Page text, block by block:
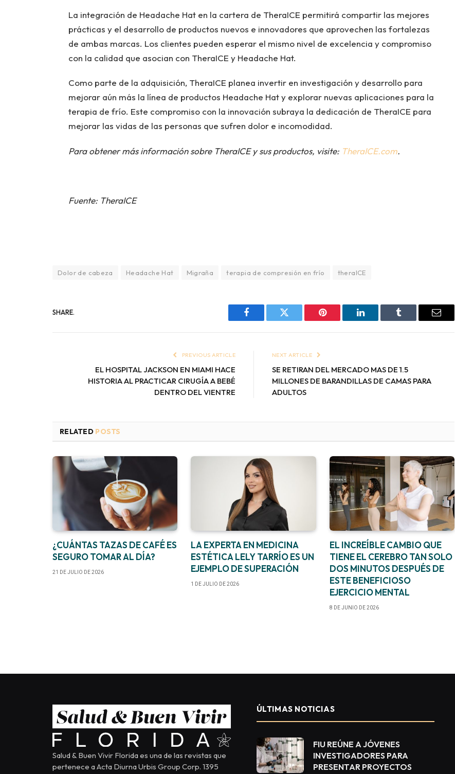
La integración de Headache Hat en la cartera de TheraICE permitirá compartir las mejores
prácticas y el desarrollo de productos nuevos e innovadores que aprovechen las fortalezas
de ambas marcas. Los clientes pueden esperar el mismo nivel de excelencia y compromiso
con la calidad que asocian con TheraICE y Headache Hat.
Como parte de la adquisición, TheraICE planea invertir en investigación y desarrollo para
mejorar aún más la línea de productos Headache Hat y explorar nuevas aplicaciones para la
terapia de frío. Este compromiso con la innovación subraya la dedicación de TheraICE para
mejorar las vidas de las personas que sufren dolor e incomodidad.
Para obtener más información sobre TheraICE y sus productos, visite: TheraICE.com.
Fuente: TheraICE
Dolor de cabeza Headache Hat Migraña terapia de compresión en frío theraICE
SHARE.
Facebook Twitter Pinterest LinkedIn Tumblr Email
PREVIOUS ARTICLE
EL HOSPITAL JACKSON EN MIAMI HACE
HISTORIA AL PRACTICAR CIRUGÍA A BEBÉ
DENTRO DEL VIENTRE
NEXT ARTICLE
SE RETIRAN DEL MERCADO MAS DE 1.5
MILLONES DE BARANDILLAS DE CAMAS PARA
ADULTOS
RELATED POSTS
¿CUÁNTAS TAZAS DE CAFÉ ES
SEGURO TOMAR AL DÍA?
21 DE JULIO DE 2026
LA EXPERTA EN MEDICINA
ESTÉTICA LELY TARRÍO ES UN
EJEMPLO DE SUPERACIÓN
1 DE JULIO DE 2026
EL INCREÍBLE CAMBIO QUE
TIENE EL CEREBRO TAN SOLO
DOS MINUTOS DESPUÉS DE
ESTE BENEFICIOSO
EJERCICIO MENTAL
8 DE JUNIO DE 2026
Salud & Buen Vivir Florida es una de las revistas que
pertenece a Acta Diurna Urbis Group Corp. 1395
ÚLTIMAS NOTICIAS
FIU REÚNE A JÓVENES
INVESTIGADORES PARA
PRESENTAR PROYECTOS